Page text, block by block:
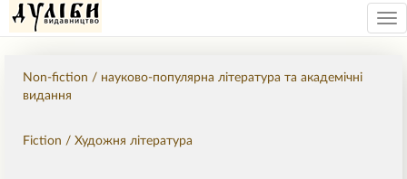
Non-fiction / науково-популярна література та академічні
видання
Fiction / Художня література